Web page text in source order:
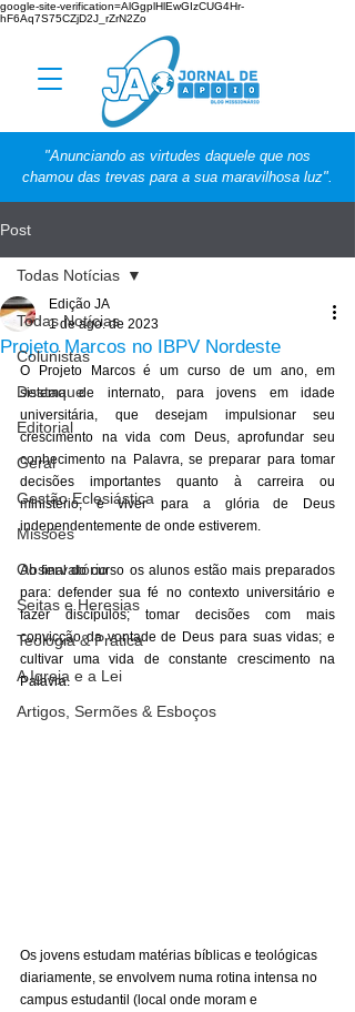
google-site-verification=AlGgplHlEwGIzCUG4Hr-
hF6Aq7S75CZjD2J_rZrN2Zo
"Anunciando as virtudes daquele que nos
chamou das trevas para a sua maravilhosa luz".
Post
Todas Notícias
Colunistas
Destaque
Editorial
Geral
Gestão Eclesiástica
Missões
Observatório
Seitas e Heresias
Teologia & Prática
A Igreja e a Lei
Artigos, Sermões & Esboços
Todas Notícias
Projeto Marcos no IBPV Nordeste
Edição JA
1 de ago. de 2023
O Projeto Marcos é um curso de um ano, em
sistema de internato, para jovens em idade
universitária, que desejam impulsionar seu
crescimento na vida com Deus, aprofundar seu
conhecimento na Palavra, se preparar para tomar
decisões importantes quanto à carreira ou
ministério, e viver para a glória de Deus
independentemente de onde estiverem.
Ao final do curso os alunos estão mais preparados
para: defender sua fé no contexto universitário e
fazer discípulos; tomar decisões com mais
convicção da vontade de Deus para suas vidas; e
cultivar uma vida de constante crescimento na
Palavra.
Os jovens estudam matérias bíblicas e teológicas
diariamente, se envolvem numa rotina intensa no
campus estudantil (local onde moram e